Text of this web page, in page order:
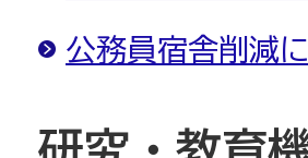
公務員宿舎削減
研究・教育